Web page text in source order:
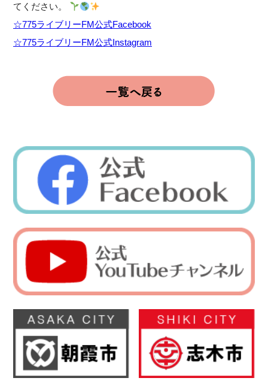
てください。
☆775ライブリーFM公式Facebook
☆775ライブリーFM公式Instagram